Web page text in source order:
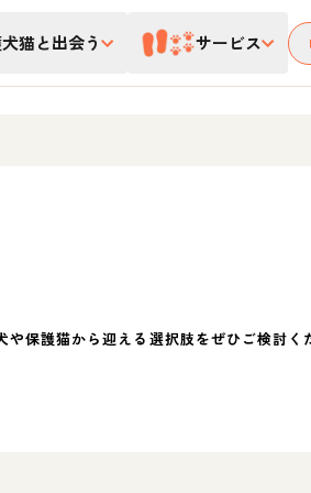
猫と出会う サービス
保護猫から迎える選択肢をぜひご検討く